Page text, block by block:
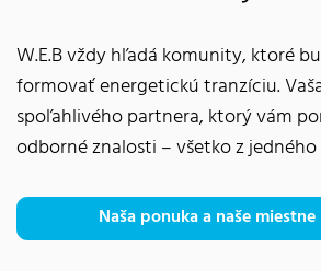
W.E.B vždy hľadá komunity, ktoré
formovať energetickú tranzíciu.
spoľahlivého partnera, ktorý vám
odborné znalosti – všetko z jedného
Naša ponuka a naše